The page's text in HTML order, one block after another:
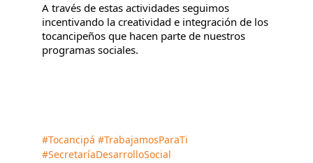
A través de estas actividades seguimos
incentivando la creatividad e integración de los
tocancipeños que hacen parte de nuestros
programas sociales.
#Tocancipá #TrabajamosParaTi
#SecretaríaDesarrolloSocial